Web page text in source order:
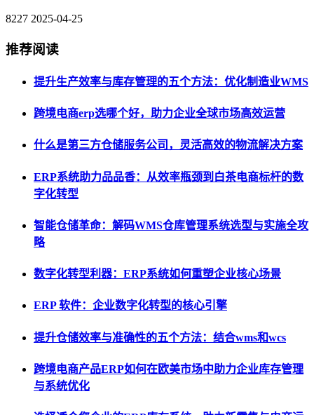
8227 2025-04-25
推荐阅读
提升生产效率与库存管理的五个方法：优化制造业WMS
跨境电商erp选哪个好，助力企业全球市场高效运营
什么是第三方仓储服务公司，灵活高效的物流解决方案
ERP系统助力品品香：从效率瓶颈到白茶电商标杆的数
字化转型
智能仓储革命：解码WMS仓库管理系统选型与实施全攻
略
数字化转型利器：ERP系统如何重塑企业核心场景
ERP 软件：企业数字化转型的核心引擎
提升仓储效率与准确性的五个方法：结合wms和wcs
跨境电商产品ERP如何在欧美市场中助力企业库存管理
与系统优化